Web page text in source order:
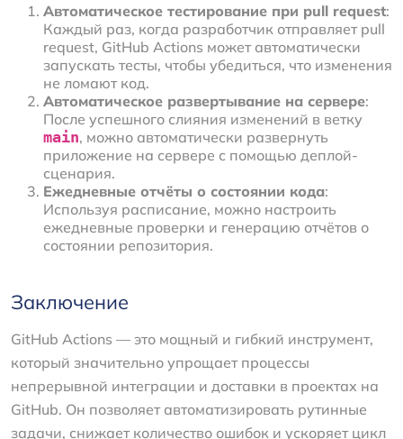
Автоматическое тестирование при pull request:
Каждый раз, когда разработчик отправляет pull
request, GitHub Actions может автоматически
запускать тесты, чтобы убедиться, что изменения
не ломают код.
Автоматическое развертывание на сервере:
После успешного слияния изменений в ветку
main, можно автоматически развернуть
приложение на сервере с помощью деплой-
сценария.
Ежедневные отчёты о состоянии кода:
Используя расписание, можно настроить
ежедневные проверки и генерацию отчётов о
состоянии репозитория.
Заключение
GitHub Actions — это мощный и гибкий инструмент,
который значительно упрощает процессы
непрерывной интеграции и доставки в проектах на
GitHub. Он позволяет автоматизировать рутинные
задачи, снижает количество ошибок и ускоряет цикл